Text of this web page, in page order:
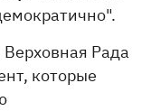
Рада
которые